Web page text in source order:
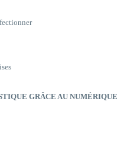
GRÂCE AU NUMÉRIQUE